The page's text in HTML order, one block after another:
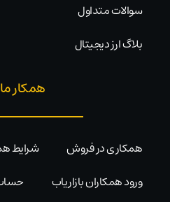
سوالات متداول
بلاگ ارز دیجیتال
همکار
همکاری در فروش
شرایط
ورود همکاران بازاریاب